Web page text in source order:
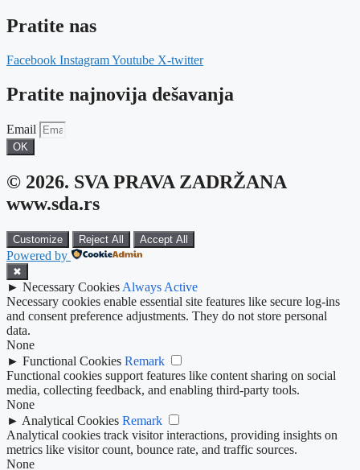
Pratite nas
Facebook InstagramYoutube X-twitter
Pratite najnovija dešavanja
Email
OK
© 2026. SVA PRAVA ZADRŽANA
www.sda.rs
Customize Reject All Accept All
Powered by
✖
► Necessary Cookies Always Active
Necessary cookies enable essential site features like secure log-ins
and consent preference adjustments. They do not store personal
data.
None
► Functional Cookies Remark
Functional cookies support features like content sharing on social
media, collecting feedback, and enabling third-party tools.
None
► Analytical Cookies Remark
Analytical cookies track visitor interactions, providing insights on
metrics like visitor count, bounce rate, and traffic sources.
None